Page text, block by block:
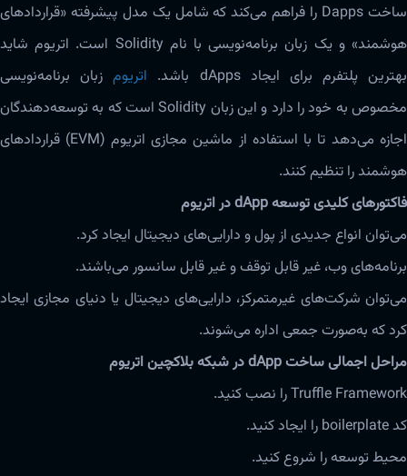
ساخت Dapps را فراهم‌ می‌کند که شامل یک مدل پیشرفته «قراردادهای
هوشمند» و یک زبان برنامه‌‌نویسی با نام Solidity است. اتریوم شاید
بهترین پلتفرم برای ایجاد dApps باشد.
اتریومزبان برنامه‌‌نویسی
مخصوص به خود را دارد و این زبان Solidity است که به توسعه‌دهندگان
اجازه‌ می‌دهد تا با استفاده از ماشین مجازی اتریوم (EVM) قراردادهای
هوشمند را تنظیم کنند.
فاکتورهای کلیدی توسعه dApp در اتریوم
می‌توان انواع جدیدی از پول و دارایی‌های دیجیتال ایجاد کرد.
برنامه‌های وب، غیر قابل توقف و غیر قابل سانسور می‌باشند.
می‌توان شرکت‌های غیرمتمرکز، دارایی‌های دیجیتال یا دنیای مجازی ایجاد
کرد که به‌صورت جمعی اداره‌ می‌شوند.
مراحل اجمالی ساخت dApp در شبکه بلاکچین اتریوم
Truffle Framework را نصب کنید.
کد boilerplate را ایجاد کنید.
محیط توسعه را شروع کنید.